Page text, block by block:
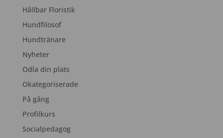
Hållbar Floristik
Hundfilosof
Hundtränare
Nyheter
Odla din plats
Okategoriserade
På gång
Profilkurs
Socialpedagog